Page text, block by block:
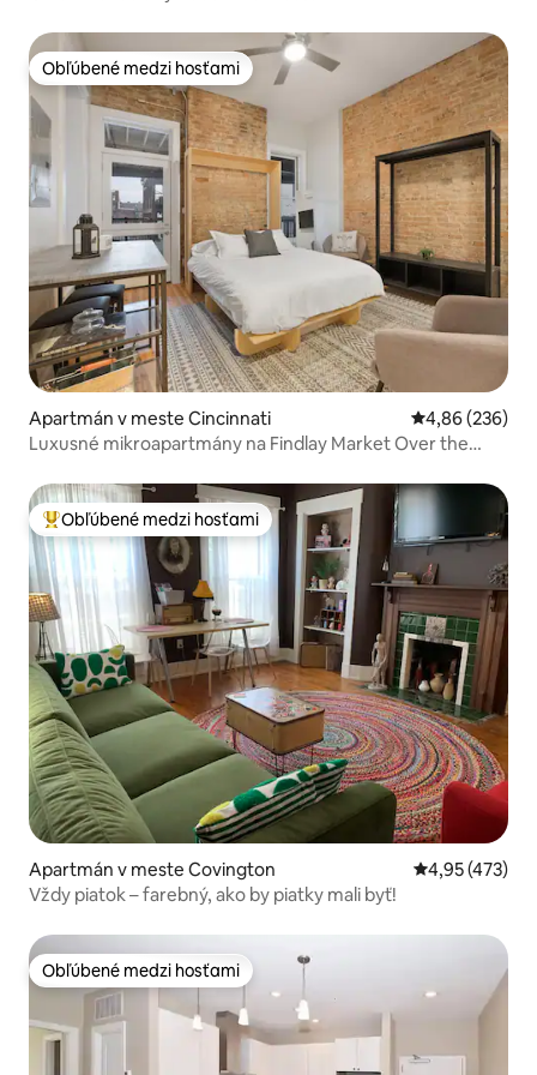
Obľúbené medzi hosťami
Obľúbené medzi hosťami
Apartmán v meste Cincinnati Priemerné
4,86 (236)
Luxusné mikroapartmány na Findlay Market Over the
Najobľúbenejšie medzi hosťami
Obľúbené medzi hosťami
Apartmán v meste Covington Priemerné
4,95 (473)
Vždy piatok – farebný, ako by piatky mali byť!
Obľúbené medzi hosťami
Obľúbené medzi hosťami